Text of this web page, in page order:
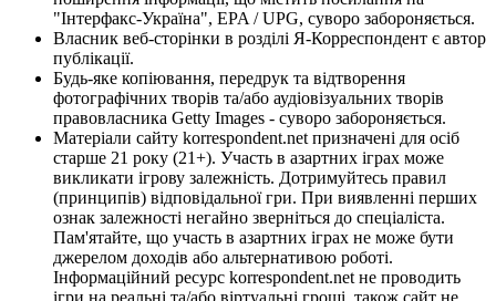
"Інтерфакс-Україна", EPA / UPG, суворо забороняється.
Власник веб-сторінки в розділі Я-Корреспондент є автор
публікації.
Будь-яке копіювання, передрук та відтворення
фотографічних творів та/або аудіовізуальних творів
правовласника Getty Images - суворо забороняється.
Матеріали сайту korrespondent.net призначені для осіб
старше 21 року (21+). Участь в азартних іграх може
викликати ігрову залежність. Дотримуйтесь правил
(принципів) відповідальної гри. При виявленні перших
ознак залежності негайно зверніться до спеціаліста.
Пам'ятайте, що участь в азартних іграх не може бути
джерелом доходів або альтернативою роботі.
Інформаційний ресурс korrespondent.net не проводить
ігри на реальні та/або віртуальні гроші, також сайт не